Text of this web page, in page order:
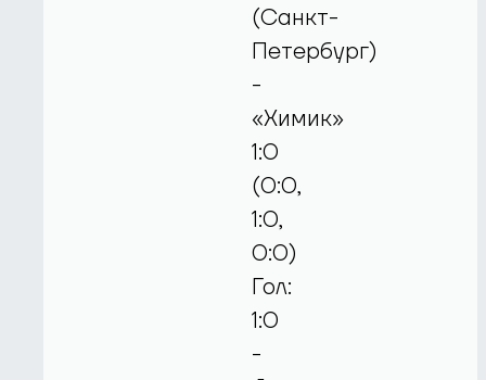
(Санкт-
Петербург)
-
«Химик»
1:0
(0:0,
1:0,
0:0)
Гол:
1:0
-